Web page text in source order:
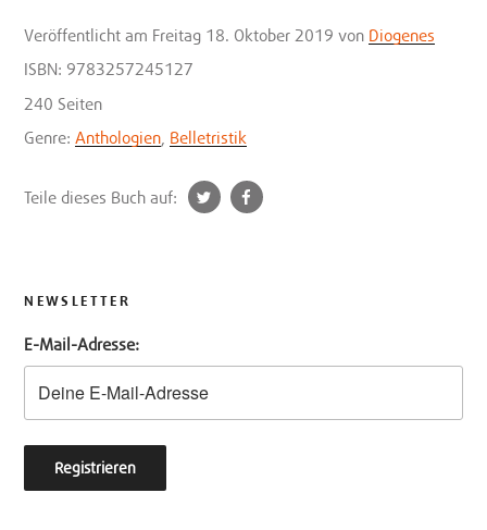
Veröffentlicht am Freitag 18. Oktober 2019 von Diogenes
ISBN: 9783257245127
240 Seiten
Genre: Anthologien Belletristik
Teile dieses Buch auf:
t
NEWSLETTER
E-Mail-Adresse: